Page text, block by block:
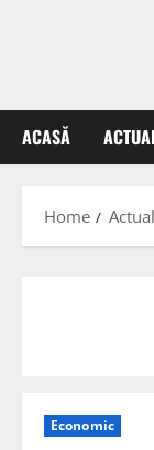
ACASĂ
Home
Economic